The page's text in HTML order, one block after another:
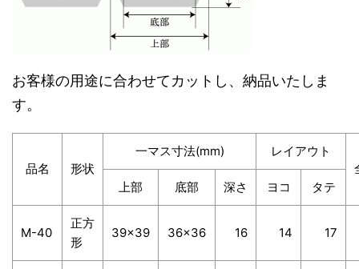
お客様の用途に合わせてカットし、納品いたしま
す。
品名 形状
一マス寸法(mm)
レイアウト
上部
底部 深さ ヨコ タテ
M-40
正方
形
39×39 36×36 16 14 17